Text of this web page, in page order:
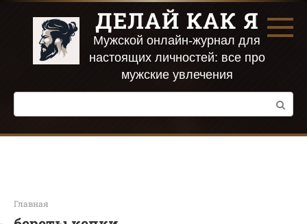
Перейти
контенту
ДЕЛАЙ КАК Я
Мужской онлайн-журнал для
настоящих личностей: все про
мужские увлечения
Поиск:
Главная